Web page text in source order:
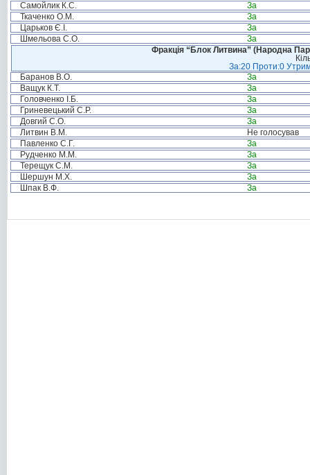
Самойлик К.С.
За
Ткаченко О.М.
За
Царьков Є.І.
За
Шмельова С.О.
За
Фракція “Блок Литвина” (Народна
За:20 Проти:0
Баранов В.О.
За
Ващук К.Т.
За
Головченко І.Б.
За
Гриневецький С.Р.
За
Довгий С.О.
За
Литвин В.М.
Не голосував
Павленко С.Г.
За
Рудченко М.М.
За
Терещук С.М.
За
Шершун М.Х.
За
Шпак В.Ф.
За